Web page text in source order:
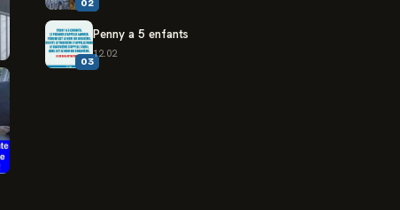
02
03
Penny a 5 enfants
12.02